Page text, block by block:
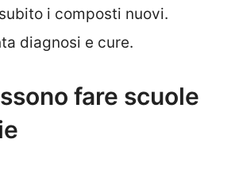
i composti nuovi.
diagnosi e cure.
fare scuole